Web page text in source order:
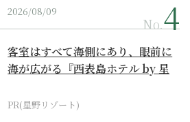
2026/08/09
No.
客室はすべて海側にあり、眼前に
海が広がる『西表島ホテル by 星
PR(星野リゾート)